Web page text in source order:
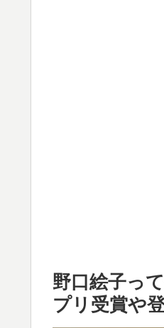
野口絵子っ
プリ受賞や